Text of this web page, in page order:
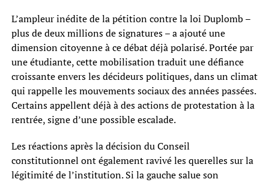
L’ampleur inédite de la pétition contre la loi Duplomb –
plus de deux millions de signatures – a ajouté une
dimension citoyenne à ce débat déjà polarisé. Portée par
une étudiante, cette mobilisation traduit une défiance
croissante envers les décideurs politiques, dans un climat
qui rappelle les mouvements sociaux des années passées.
Certains appellent déjà à des actions de protestation à la
rentrée, signe d’une possible escalade.
Les réactions après la décision du Conseil
constitutionnel ont également ravivé les querelles sur la
légitimité de l’institution. Si la gauche salue son